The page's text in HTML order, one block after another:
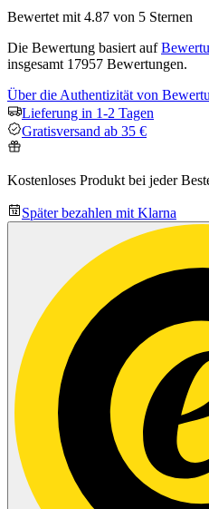
Bewertet mit 4.87 von 5 Sternen
Die Bewertung basiert auf
insgesamt 17957 Bewertungen.
Über die Authentizität von
Lieferung in 1-2 Tagen
Gratisversand ab 35 €
Kostenloses Produkt bei jeder
Später bezahlen mit Klarna